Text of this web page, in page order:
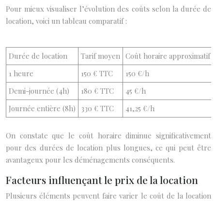
Pour mieux visualiser l’évolution des coûts selon la durée de
location, voici un tableau comparatif :
Durée de location Tarif moyen Coût horaire approximatif
1 heure
150 € TTC
150 €/h
Demi-journée (4h)
180 € TTC
45 €/h
Journée entière (8h)
330 € TTC 41,25 €/h
On constate que le coût horaire diminue significativement
pour des durées de location plus longues, ce qui peut être
avantageux pour les déménagements conséquents.
Facteurs influençant le prix de la location
Plusieurs éléments peuvent faire varier le coût de la location